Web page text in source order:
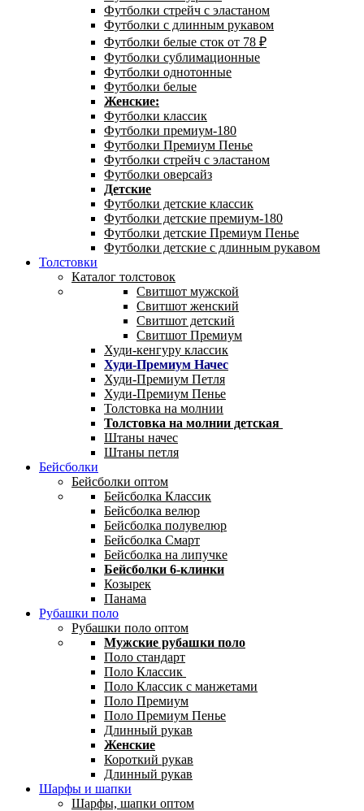
Футболки стрейч с эластаном
Футболки с длинным рукавом
Футболки белые сток от 78 ₽
Футболки сублимационные
Футболки однотонные
Футболки белые
Женские:
Футболки классик
Футболки премиум-180
Футболки Премиум Пенье
Футболки стрейч с эластаном
Футболки оверсайз
Детские
Футболки детские классик
Футболки детские премиум-180
Футболки детские Премиум Пенье
Футболки детские с длинным рукавом
Толстовки
Каталог толстовок
Свитшот мужской
Свитшот женский
Свитшот детский
Свитшот Премиум
Худи-кенгуру классик
Худи-Премиум Начес
Худи-Премиум Петля
Худи-Премиум Пенье
Толстовка на молнии
Толстовка на молнии детская
Штаны начес
Штаны петля
Бейсболки
Бейсболки оптом
Бейсболка Классик
Бейсболка велюр
Бейсболка полувелюр
Бейсболка Смарт
Бейсболка на липучке
Бейсболки 6-клинки
Козырек
Панама
Рубашки поло
Рубашки поло оптом
Мужские рубашки поло
Поло стандарт
Поло Классик
Поло Классик с манжетами
Поло Премиум
Поло Премиум Пенье
Длинный рукав
Женские
Короткий рукав
Длинный рукав
Шарфы и шапки
Шарфы, шапки оптом